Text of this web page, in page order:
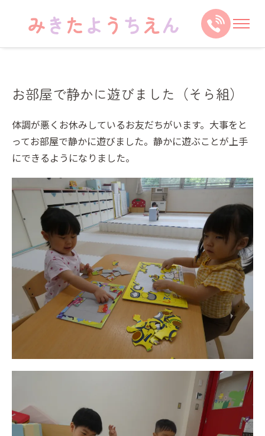
お部屋で静かに遊びました（そら組）
体調が悪くお休みしているお友だちがいます。大事をと
ってお部屋で静かに遊びました。静かに遊ぶことが上手
にできるようになりました。